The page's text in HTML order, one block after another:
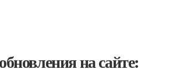
на сайте: